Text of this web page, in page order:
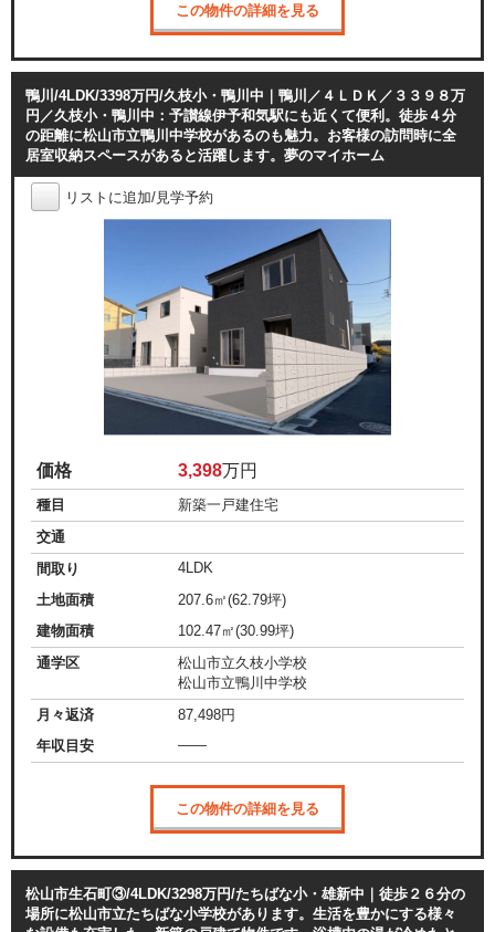
この物件の詳細を見る
鴨川/4LDK/3398万円/久枝小・鴨川中｜鴨川／４ＬＤＫ／３３９８万
円／久枝小・鴨川中：予讃線伊予和気駅にも近くて便利。徒歩４分
の距離に松山市立鴨川中学校があるのも魅力。お客様の訪問時に全
居室収納スペースがあると活躍します。夢のマイホーム
リストに追加/見学予約
価格 3,398万円
種目
新築一戸建住宅
交通
間取り
4LDK
土地面積
207.6㎡(62.79坪)
建物面積
102.47㎡(30.99坪)
通学区
松山市立久枝小学校
松山市立鴨川中学校
月々返済
87,498円
年収目安
——
この物件の詳細を見る
松山市生石町③/4LDK/3298万円/たちばな小・雄新中｜徒歩２６分の
場所に松山市立たちばな小学校があります。生活を豊かにする様々